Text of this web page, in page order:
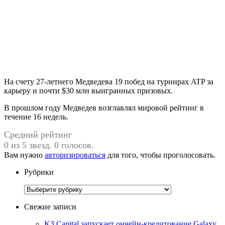
На счету 27-летнего Медведева 19 побед на турнирах ATP за
карьеру и почти $30 млн выигранных призовых.
В прошлом году Медведев возглавлял мировой рейтинг в
течение 16 недель.
Средний рейтинг
0 из 5 звезд. 0 голосов.
Вам нужно авторизироваться для того, чтобы проголосовать.
Рубрики
Рубрики
Свежие записи